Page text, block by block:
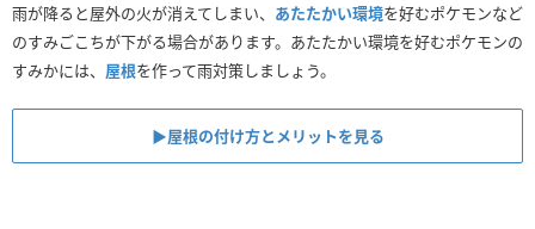
雨が降ると屋外の火が消えてしまい、 あたたかい環境を好むポケモンなど
のすみごこちが下がる場合があります。あたたかい環境を好むポケモンの
すみかには、 屋根を作って雨対策しましょう。
▶︎屋根の付け方とメリットを見る